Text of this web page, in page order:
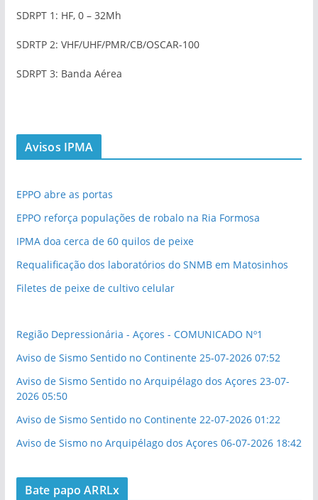
SDRPT 1: HF, 0 – 32Mh
SDRTP 2: VHF/UHF/PMR/CB/OSCAR-100
SDRPT 3: Banda Aérea
Avisos IPMA
EPPO abre as portas
EPPO reforça populações de robalo na Ria Formosa
IPMA doa cerca de 60 quilos de peixe
Requalificação dos laboratórios do SNMB em Matosinhos
Filetes de peixe de cultivo celular
Região Depressionária - Açores - COMUNICADO Nº1
Aviso de Sismo Sentido no Continente 25-07-2026 07:52
Aviso de Sismo Sentido no Arquipélago dos Açores 23-07-
2026 05:50
Aviso de Sismo Sentido no Continente 22-07-2026 01:22
Aviso de Sismo no Arquipélago dos Açores 06-07-2026 18:42
Bate papo ARRLx